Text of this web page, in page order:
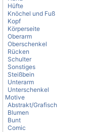
Hüfte
Knöchel und Fuß
Kopf
Körperseite
Oberarm
Oberschenkel
Rücken
Schulter
Sonstiges
Steißbein
Unterarm
Unterschenkel
Motive
Abstrakt/Grafisch
Blumen
Bunt
Comic